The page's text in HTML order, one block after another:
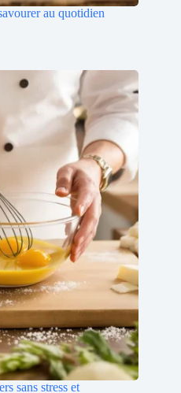
au quotidien
sans stress et